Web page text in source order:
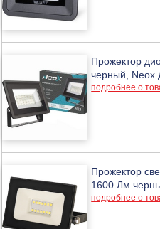
Прожектор
черный, Neox
подробнее о
Прожектор
1600 Лм
подробнее о